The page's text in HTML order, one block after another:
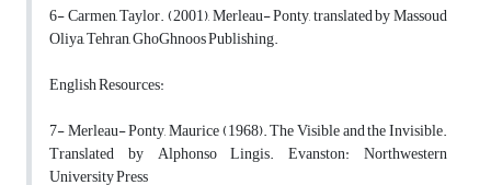
6- Carmen, Taylor. (2001), Merleau- Ponty, translated by Massoud
Oliya, Tehran, GhoGhnoos Publishing.
English Resources:
7- Merleau- Ponty, Maurice (1968). The Visible and the Invisible.
Translated by Alphonso Lingis. Evanston: Northwestern
University Press